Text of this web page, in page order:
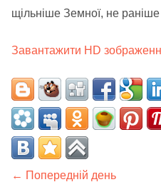
щільніше Земної, не раніше
Завантажити HD
← Попередній день